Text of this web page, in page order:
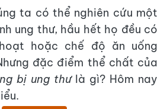
ta có thể nghiên cứu một
ung thư, hầu hết họ đều có
hoặc chế độ ăn uống
đặc điểm thể chất của
bị ung thưlà gì? Hôm nay